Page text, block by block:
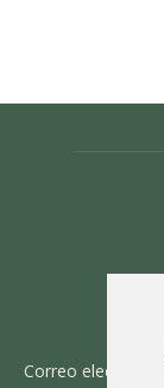
Correo electrónico: